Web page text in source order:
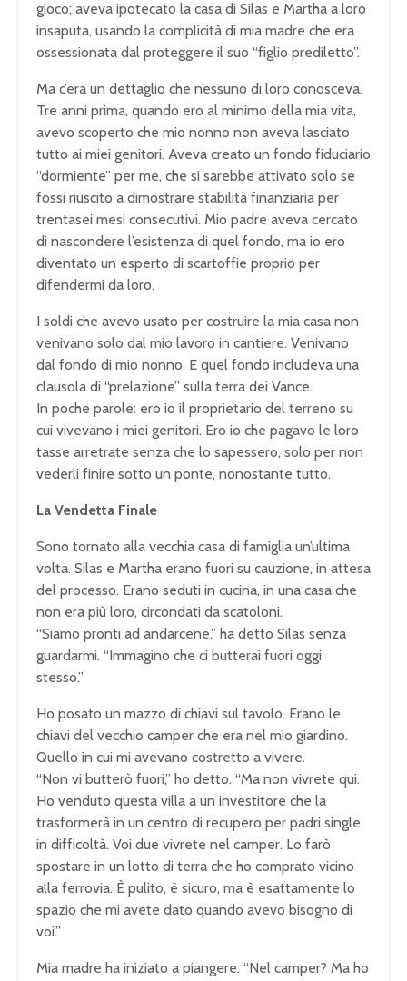
gioco; aveva ipotecato la casa di Silas e Martha a loro
insaputa, usando la complicità di mia madre che era
ossessionata dal proteggere il suo “figlio prediletto”.
Ma c’era un dettaglio che nessuno di loro conosceva.
Tre anni prima, quando ero al minimo della mia vita,
avevo scoperto che mio nonno non aveva lasciato
tutto ai miei genitori. Aveva creato un fondo fiduciario
“dormiente” per me, che si sarebbe attivato solo se
fossi riuscito a dimostrare stabilità finanziaria per
trentasei mesi consecutivi. Mio padre aveva cercato
di nascondere l’esistenza di quel fondo, ma io ero
diventato un esperto di scartoffie proprio per
difendermi da loro.
I soldi che avevo usato per costruire la mia casa non
venivano solo dal mio lavoro in cantiere. Venivano
dal fondo di mio nonno. E quel fondo includeva una
clausola di “prelazione” sulla terra dei Vance.
In poche parole: ero io il proprietario del terreno su
cui vivevano i miei genitori. Ero io che pagavo le loro
tasse arretrate senza che lo sapessero, solo per non
vederli finire sotto un ponte, nonostante tutto.
La Vendetta Finale
Sono tornato alla vecchia casa di famiglia un’ultima
volta. Silas e Martha erano fuori su cauzione, in attesa
del processo. Erano seduti in cucina, in una casa che
non era più loro, circondati da scatoloni.
“Siamo pronti ad andarcene,” ha detto Silas senza
guardarmi. “Immagino che ci butterai fuori oggi
stesso.”
Ho posato un mazzo di chiavi sul tavolo. Erano le
chiavi del vecchio camper che era nel mio giardino.
Quello in cui mi avevano costretto a vivere.
“Non vi butterò fuori,” ho detto. “Ma non vivrete qui.
Ho venduto questa villa a un investitore che la
trasformerà in un centro di recupero per padri single
in difficoltà. Voi due vivrete nel camper. Lo farò
spostare in un lotto di terra che ho comprato vicino
alla ferrovia. È pulito, è sicuro, ma è esattamente lo
spazio che mi avete dato quando avevo bisogno di
voi.”
Mia madre ha iniziato a piangere. “Nel camper? Ma ho